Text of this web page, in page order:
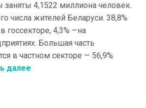
заняты 4,1522 миллиона человек.
числа жителей Беларуси. 38,8%
госсекторе, 4,3% —на
Большая часть
в частном секторе — 56,9%.
далее